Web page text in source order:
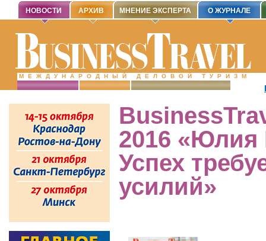
МЕЖДУНАРОДНЫЙ ДЕЛОВОЙ ТУРИЗМ
НОВОСТИ АРХИВ МНЕНИЕ ЭКСПЕРТА О ЖУРНАЛЕ
2016
Успех
усилий»